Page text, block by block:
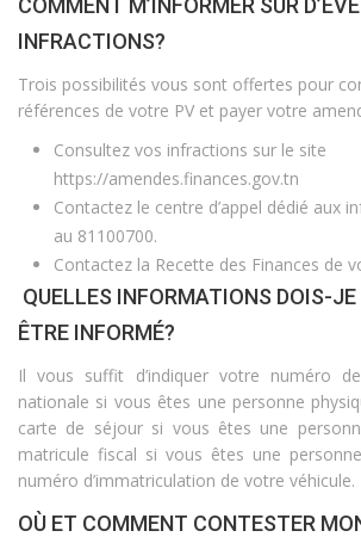
COMMENT M’INFORMER SUR
INFRACTIONS?
Trois possibilités vous sont offertes pour
références de votre PV et payer votre
Consultez vos infractions sur le site
https://amendes.finances.gov.tn
Contactez le centre d’appel dédié aux
au 81100700.
Contactez la Recette des Finances de
QUELLES INFORMATIONS DOIS-JE
ÊTRE INFORMÉ?
Il vous suffit d’indiquer votre numéro
nationale si vous êtes une personne
carte de séjour si vous êtes une
matricule fiscal si vous êtes une
numéro d’immatriculation de votre véhicule.
OÙ ET COMMENT CONTESTER